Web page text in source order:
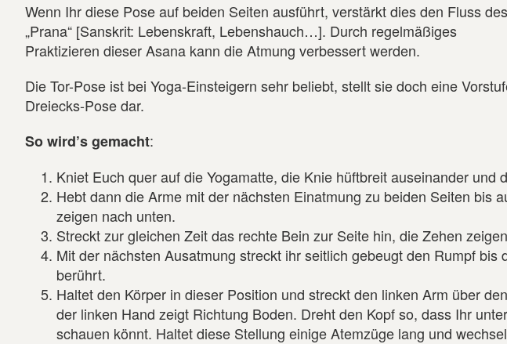
Wenn Ihr diese Pose auf beiden Seiten ausführt, verstärkt dies den Fluss des
„Prana“ [Sanskrit: Lebenskraft, Lebenshauch…]. Durch regelmäßiges
Praktizieren dieser Asana kann die Atmung verbessert werden.
Die Tor-Pose ist bei Yoga-Einsteigern sehr beliebt, stellt sie doch eine
Dreiecks-Pose dar.
So wird’s gemacht:
Kniet Euch quer auf die Yogamatte, die Knie hüftbreit auseinander und
Hebt dann die Arme mit der nächsten Einatmung zu beiden Seiten bis
zeigen nach unten.
Streckt zur gleichen Zeit das rechte Bein zur Seite hin, die Zehen
Mit der nächsten Ausatmung streckt ihr seitlich gebeugt den Rumpf bis
berührt.
Haltet den Körper in dieser Position und streckt den linken Arm über
der linken Hand zeigt Richtung Boden. Dreht den Kopf so, dass Ihr
schauen könnt. Haltet diese Stellung einige Atemzüge lang und